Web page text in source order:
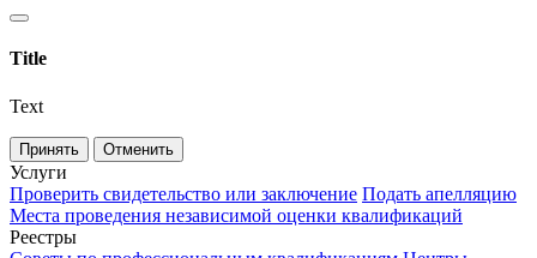
Title
Text
Принять Отменить
Услуги
Проверить свидетельство или заключение Подать апелляцию
Места проведения независимой оценки квалификаций
Реестры